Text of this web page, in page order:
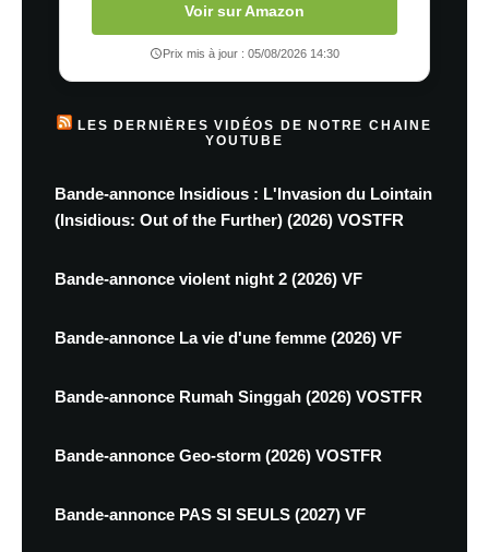
Voir sur Amazon
Prix mis à jour : 05/08/2026 14:30
LES DERNIÈRES VIDÉOS DE NOTRE CHAINE
YOUTUBE
Bande-annonce Insidious : L'Invasion du Lointain
(Insidious: Out of the Further) (2026) VOSTFR
Bande-annonce violent night 2 (2026) VF
Bande-annonce La vie d'une femme (2026) VF
Bande-annonce Rumah Singgah (2026) VOSTFR
Bande-annonce Geo-storm (2026) VOSTFR
Bande-annonce PAS SI SEULS (2027) VF